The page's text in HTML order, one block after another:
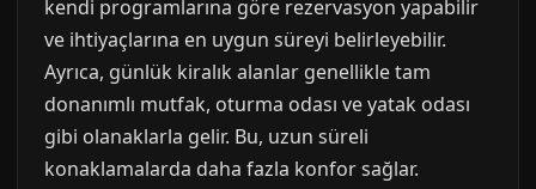
kendi programlarına göre rezervasyon yapabilir
ve ihtiyaçlarına en uygun süreyi belirleyebilir.
Ayrıca, günlük kiralık alanlar genellikle tam
donanımlı mutfak, oturma odası ve yatak odası
gibi olanaklarla gelir. Bu, uzun süreli
konaklamalarda daha fazla konfor sağlar.